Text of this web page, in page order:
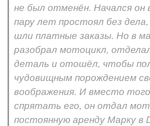
не был отменён. Начался он
пару лет простоял без
шли платные заказы. Но в
разобрал мотоцикл,
деталь и отошёл, чтобы
чудовищным порождением
воображения. И вместо
спрятать его, он отдал
постоянную аренду Марку в